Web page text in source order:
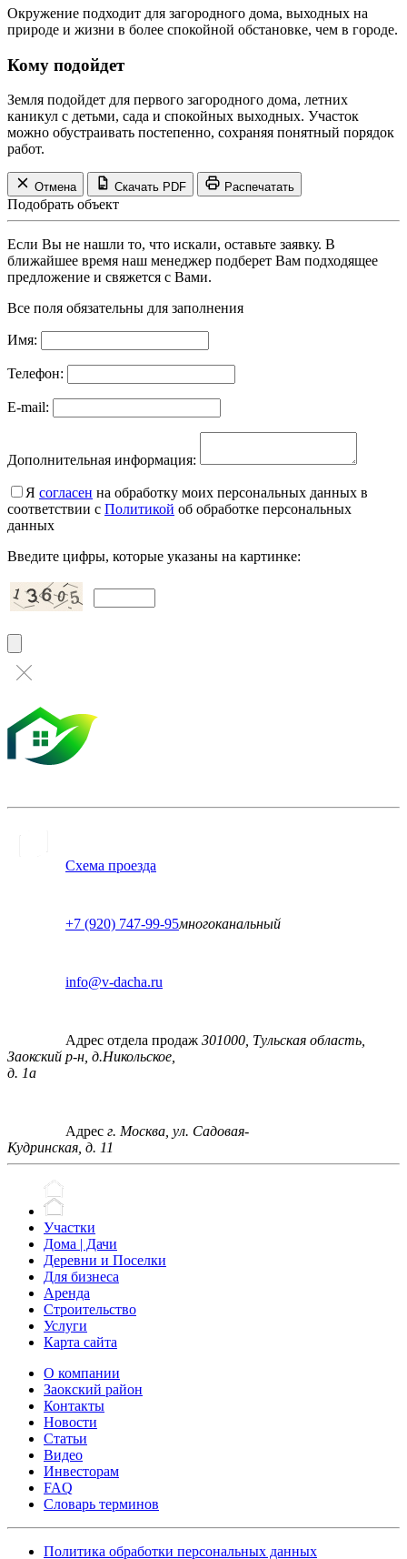
Окружение подходит для загородного дома, выходных на
природе и жизни в более спокойной обстановке, чем в городе.
Кому подойдет
Земля подойдет для первого загородного дома, летних
каникул с детьми, сада и спокойных выходных. Участок
можно обустраивать постепенно, сохраняя понятный порядок
работ.
Отмена Скачать PDF Распечатать
Подобрать объект
Если Вы не нашли то, что искали, оставьте заявку. В
ближайшее время наш менеджер подберет Вам подходящее
предложение и свяжется с Вами.
Все поля обязательны для заполнения
Имя:
Телефон:
E-mail:
Дополнительная информация:
Я согласен на обработку моих персональных данных в
соответствии с Политикой об обработке персональных
данных
Введите цифры, которые указаны на картинке:
Схема проезда
+7 (920) 747-99-95многоканальный
info@v-dacha.ru
Адрес отдела продаж 301000, Тульская область,
Заокский р-н, д.Никольское,
д. 1а
Адрес г. Москва, ул. Садовая-
Кудринская, д. 11
Участки
Дома | Дачи
Деревни и Поселки
Для бизнеса
Аренда
Строительство
Услуги
Карта сайта
О компании
Заокский район
Контакты
Новости
Статьи
Видео
Инвесторам
FAQ
Словарь терминов
Политика обработки персональных данных